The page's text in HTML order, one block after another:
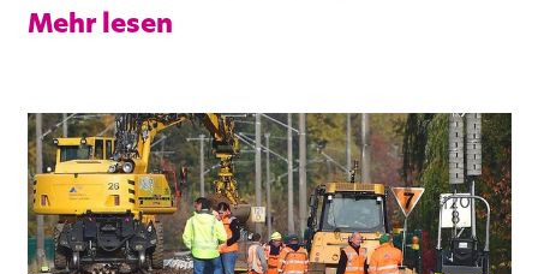
Mehr lesen